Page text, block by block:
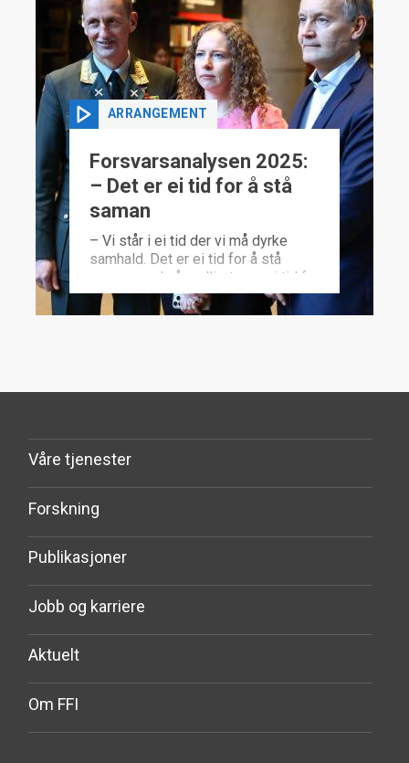
ARRANGEMENT
Forsvarsanalysen 2025:
– Det er ei tid for å stå
saman
– Vi står i ei tid der vi må dyrke
samhald. Det er ei tid for å stå
saman med våre allierte og ei tid for
å investere med saman med våre
allierte. Det var ein av bodskapane
Våre tjenester
Forskning
Publikasjoner
Jobb og karriere
Aktuelt
Om FFI